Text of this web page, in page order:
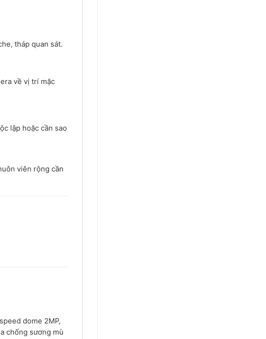
tháp quan sát.
về vị trí mặc
lập hoặc cần sao
viên rộng cần
dome 2MP,
chống sương mù